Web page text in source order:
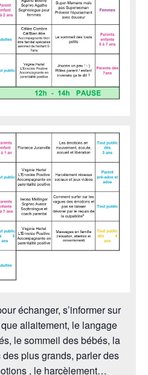
échanger, s’informer sur
allaitement, le langage
le sommeil des bébés, la
plus grands, parler des
, le harcèlement…